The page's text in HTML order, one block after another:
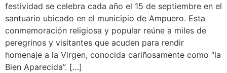
festividad se celebra cada año el 15 de septiembre en el
santuario ubicado en el municipio de Ampuero. Esta
conmemoración religiosa y popular reúne a miles de
peregrinos y visitantes que acuden para rendir
homenaje a la Virgen, conocida cariñosamente como “la
Bien Aparecida”. […]